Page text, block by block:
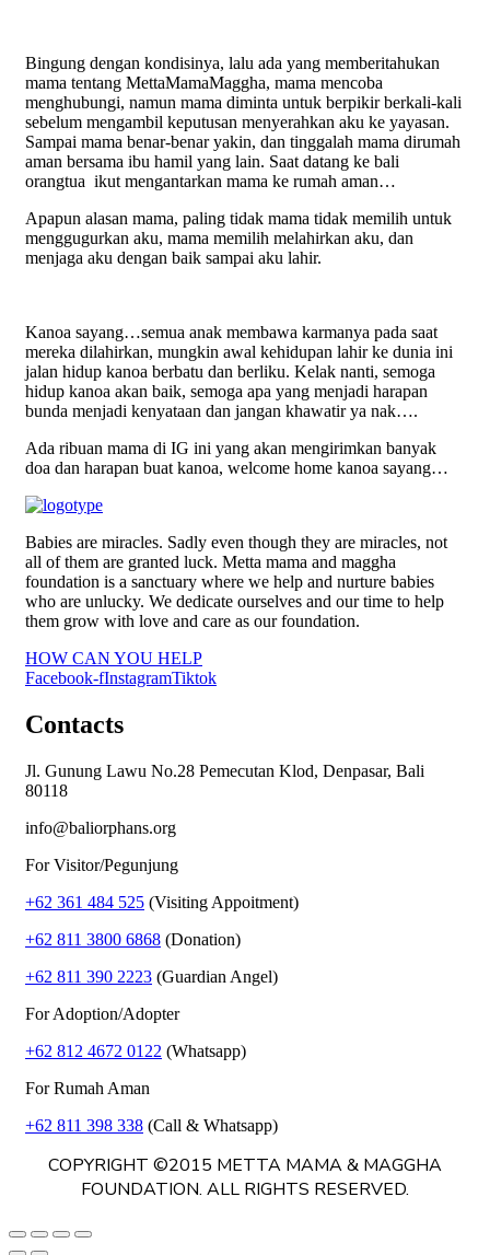
Bingung dengan kondisinya, lalu ada yang memberitahukan
mama tentang MettaMamaMaggha, mama mencoba
menghubungi, namun mama diminta untuk berpikir berkali-kali
sebelum mengambil keputusan menyerahkan aku ke yayasan.
Sampai mama benar-benar yakin, dan tinggalah mama dirumah
aman bersama ibu hamil yang lain. Saat datang ke bali
orangtua ikut mengantarkan mama ke rumah aman…
Apapun alasan mama, paling tidak mama tidak memilih untuk
menggugurkan aku, mama memilih melahirkan aku, dan
menjaga aku dengan baik sampai aku lahir.
Kanoa sayang…semua anak membawa karmanya pada saat
mereka dilahirkan, mungkin awal kehidupan lahir ke dunia ini
jalan hidup kanoa berbatu dan berliku. Kelak nanti, semoga
hidup kanoa akan baik, semoga apa yang menjadi harapan
bunda menjadi kenyataan dan jangan khawatir ya nak….
Ada ribuan mama di IG ini yang akan mengirimkan banyak
doa dan harapan buat kanoa, welcome home kanoa sayang…
Babies are miracles. Sadly even though they are miracles, not
all of them are granted luck. Metta mama and maggha
foundation is a sanctuary where we help and nurture babies
who are unlucky. We dedicate ourselves and our time to help
them grow with love and care as our foundation.
HOW CAN YOU HELP
Facebook-fInstagramTiktok
Contacts
Jl. Gunung Lawu No.28 Pemecutan Klod, Denpasar, Bali
80118
info@baliorphans.org
For Visitor/Pegunjung
+62 361 484 525 (Visiting Appoitment)
+62 811 3800 6868 (Donation)
+62 811 390 2223 (Guardian Angel)
For Adoption/Adopter
+62 812 4672 0122 (Whatsapp)
For Rumah Aman
+62 811 398 338 (Call & Whatsapp)
COPYRIGHT ©2015 METTA MAMA & MAGGHA
FOUNDATION. ALL RIGHTS RESERVED.